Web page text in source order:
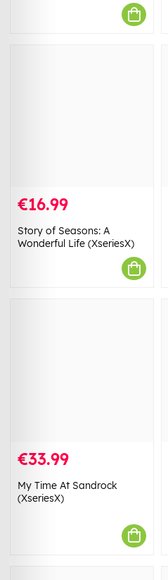
€16.99
Story of Seasons: A
Wonderful Life (XseriesX)
€33.99
My Time At Sandrock
(XseriesX)